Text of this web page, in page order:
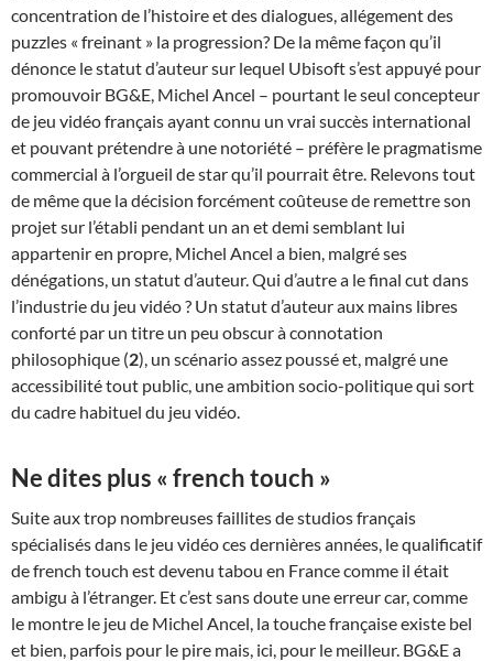
concentration de l’histoire et des dialogues, allégement des
puzzles « freinant » la progression? De la même façon qu’il
dénonce le statut d’auteur sur lequel Ubisoft s’est appuyé pour
promouvoir BG&E, Michel Ancel – pourtant le seul concepteur
de jeu vidéo français ayant connu un vrai succès international
et pouvant prétendre à une notoriété – préfère le pragmatisme
commercial à l’orgueil de star qu’il pourrait être. Relevons tout
de même que la décision forcément coûteuse de remettre son
projet sur l’établi pendant un an et demi semblant lui
appartenir en propre, Michel Ancel a bien, malgré ses
dénégations, un statut d’auteur. Qui d’autre a le final cut dans
l’industrie du jeu vidéo ? Un statut d’auteur aux mains libres
conforté par un titre un peu obscur à connotation
philosophique (2), un scénario assez poussé et, malgré une
accessibilité tout public, une ambition socio-politique qui sort
du cadre habituel du jeu vidéo.
Ne dites plus « french touch »
Suite aux trop nombreuses faillites de studios français
spécialisés dans le jeu vidéo ces dernières années, le qualificatif
de french touch est devenu tabou en France comme il était
ambigu à l’étranger. Et c’est sans doute une erreur car, comme
le montre le jeu de Michel Ancel, la touche française existe bel
et bien, parfois pour le pire mais, ici, pour le meilleur. BG&E a